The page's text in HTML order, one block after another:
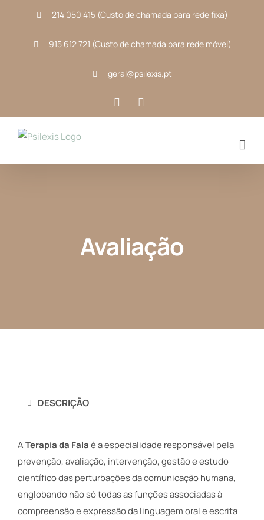
214 050 415 (Custo de chamada para rede fixa)
915 612 721 (Custo de chamada para rede móvel)
geral@psilexis.pt
Facebook
Avaliação
DESCRIÇÃO
ATerapia da Falaé a especialidade responsável pela
prevenção, avaliação, intervenção, gestão e estudo
científico das perturbações da comunicação humana,
englobando não só todas as funções associadas à
compreensão e expressão da linguagem oral e escrita